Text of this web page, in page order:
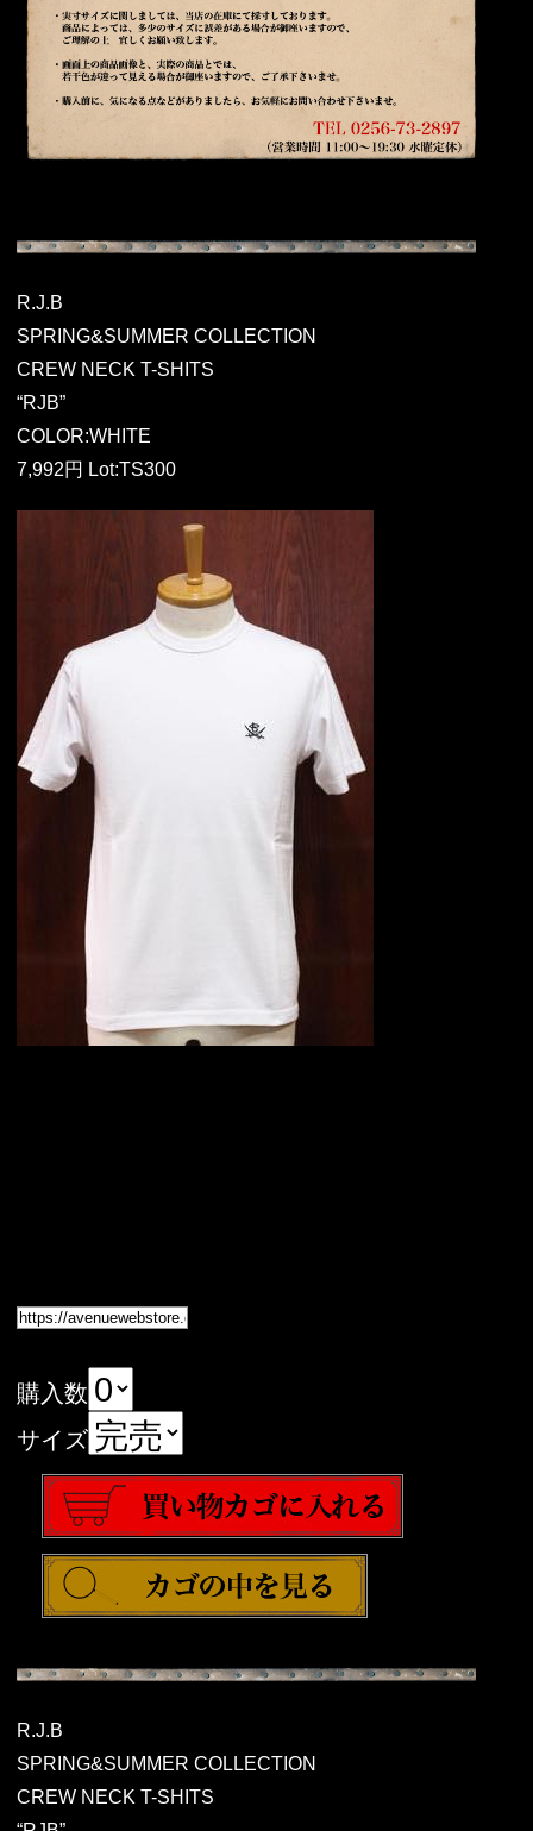
R.J.B
SPRING&SUMMER COLLECTION
CREW NECK T-SHITS
“RJB”
COLOR:WHITE
7,992円 Lot:TS300
購入数
サイズ
R.J.B
SPRING&SUMMER COLLECTION
CREW NECK T-SHITS